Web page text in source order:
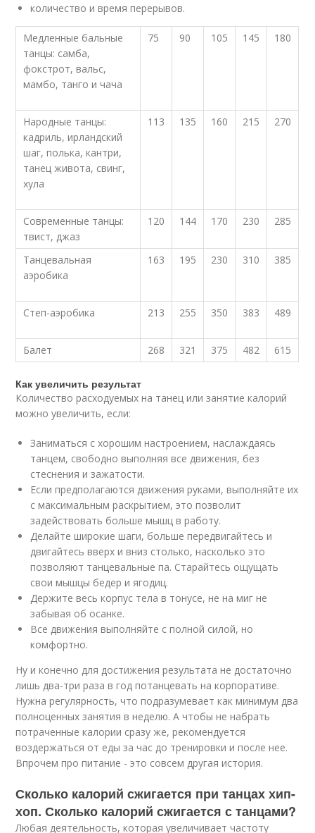
количество и время перерывов.
Медленные бальные
танцы: самба,
фокстрот, вальс,
мамбо, танго и чача
75 90 105 145 180
Народные танцы:
кадриль, ирландский
шаг, полька, кантри,
танец живота, свинг,
хула
113 135 160 215 270
Современные танцы:
твист, джаз
120 144 170 230 285
Танцевальная
аэробика
163 195 230 310 385
Степ-аэробика 213 255 350 383 489
Балет 268 321 375 482 615
Как увеличить результат
Количество расходуемых на танец или занятие калорий
можно увеличить, если:
Заниматься с хорошим настроением, наслаждаясь
танцем, свободно выполняя все движения, без
стеснения и зажатости.
Если предполагаются движения руками, выполняйте их
с максимальным раскрытием, это позволит
задействовать больше мышц в работу.
Делайте широкие шаги, больше передвигайтесь и
двигайтесь вверх и вниз столько, насколько это
позволяют танцевальные па. Старайтесь ощущать
свои мышцы бедер и ягодиц.
Держите весь корпус тела в тонусе, не на миг не
забывая об осанке.
Все движения выполняйте с полной силой, но
комфортно.
Ну и конечно для достижения результата не достаточно
лишь два-три раза в год потанцевать на корпоративе.
Нужна регулярность, что подразумевает как минимум два
полноценных занятия в неделю. А чтобы не набрать
потраченные калории сразу же, рекомендуется
воздержаться от еды за час до тренировки и после нее.
Впрочем про питание - это совсем другая история.
Сколько калорий сжигается при танцах хип-
хоп. Сколько калорий сжигается с танцами?
Любая деятельность, которая увеличивает частоту